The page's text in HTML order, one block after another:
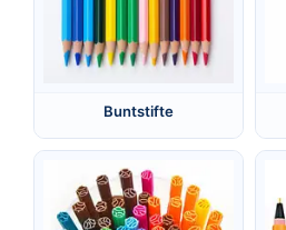
Buntstifte